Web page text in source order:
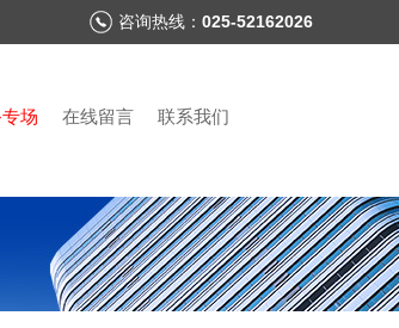
咨询热线： 025-52162026
场 在线留言 联系我们